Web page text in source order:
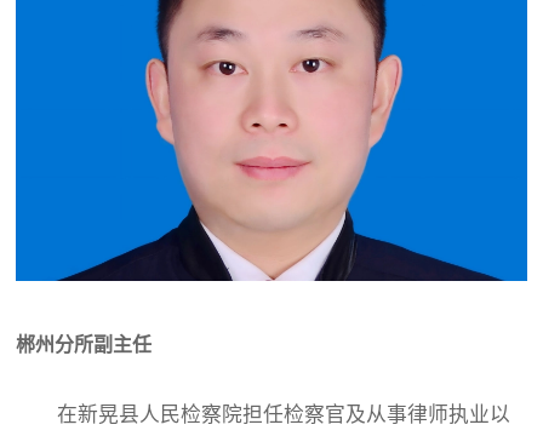
郴州分所副主任
在新晃县人民检察院担任检察官及从事律师执业以